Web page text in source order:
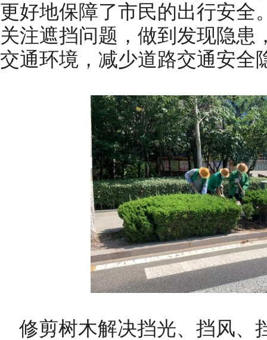
更好地保障了市民的出行安全
关注遮挡问题，做到发现隐患
交通环境，减少道路交通安全
修剪树木解决挡光、挡风、